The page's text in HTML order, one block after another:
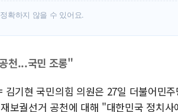
확하지 않을 수 있어요.
천...국민 조롱"
기현 국민의힘 의원은 27일 더불어민
보궐선거 공천에 대해 "대한민국 정치